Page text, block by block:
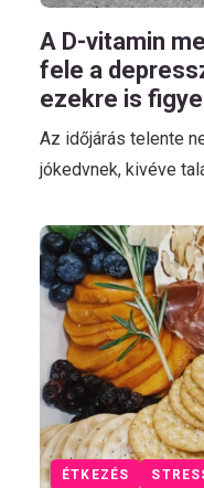
A D-vitamin
fele a
ezekre is
Az időjárás telente
jókedvnek, kivéve
ÉTKEZÉS